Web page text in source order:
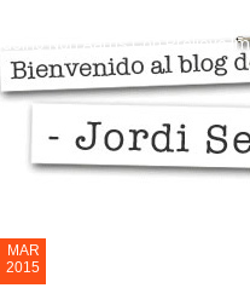
Casino Non Aams Con Prelievo
MAR
2015